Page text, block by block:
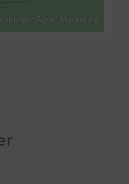
Agrar Marketing